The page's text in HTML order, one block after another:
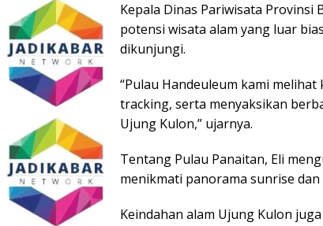
Kepala Dinas Pariwisata Provinsi
potensi wisata alam yang luar
dikunjungi.
“Pulau Handeuleum kami
tracking, serta menyaksikan
Ujung Kulon,” ujarnya.
Tentang Pulau Panaitan, Eli
menikmati panorama sunrise
Keindahan alam Ujung Kulon